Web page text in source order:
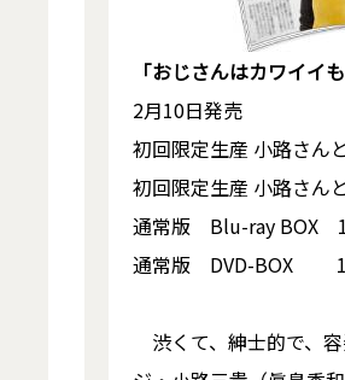
「おじさんはカワイイ
2月10日発売
初回限定生産 小路さ
初回限定生産 小路さ
通常版 Blu-ray BOX
通常版 DVD-BOX
渋くて、紳士的で、